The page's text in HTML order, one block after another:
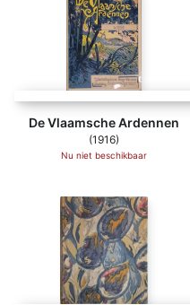
De Vlaamsche Ardennen
(1916)
Nu niet beschikbaar